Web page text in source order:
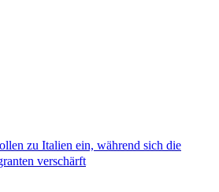
zu Italien ein, während sich die
verschärft